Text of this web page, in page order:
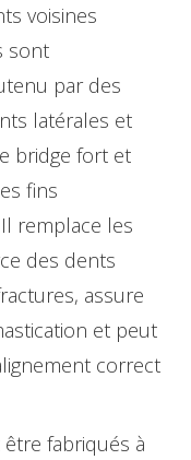
voisines
sont
par des
latérales et
bridge fort et
fins
remplace les
des dents
assure
et peut
correct
fabriqués à